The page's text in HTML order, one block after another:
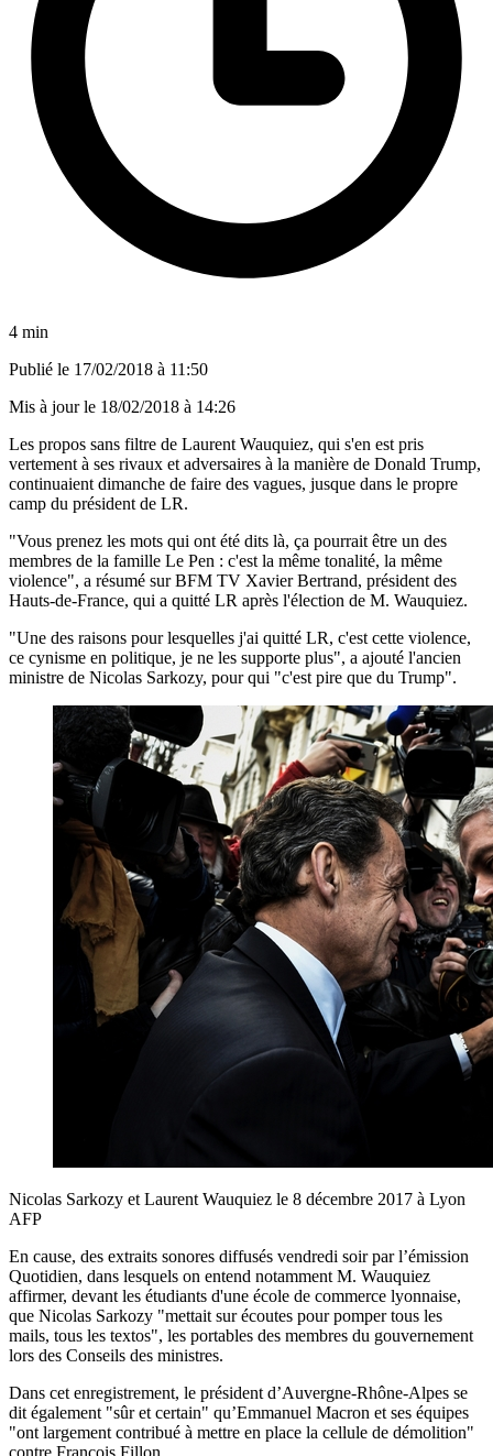
4 min
Publié le 17/02/2018 à 11:50
Mis à jour le 18/02/2018 à 14:26
Les propos sans filtre de Laurent Wauquiez, qui s'en est pris
vertement à ses rivaux et adversaires à la manière de Donald Trump,
continuaient dimanche de faire des vagues, jusque dans le propre
camp du président de LR.
"Vous prenez les mots qui ont été dits là, ça pourrait être un des
membres de la famille Le Pen : c'est la même tonalité, la même
violence", a résumé sur BFM TV Xavier Bertrand, président des
Hauts-de-France, qui a quitté LR après l'élection de M. Wauquiez.
"Une des raisons pour lesquelles j'ai quitté LR, c'est cette violence,
ce cynisme en politique, je ne les supporte plus", a ajouté l'ancien
ministre de Nicolas Sarkozy, pour qui "c'est pire que du Trump".
Nicolas Sarkozy et Laurent Wauquiez le 8 décembre 2017 à Lyon
AFP
En cause, des extraits sonores diffusés vendredi soir par l’émission
Quotidien, dans lesquels on entend notamment M. Wauquiez
affirmer, devant les étudiants d'une école de commerce lyonnaise,
que Nicolas Sarkozy "mettait sur écoutes pour pomper tous les
mails, tous les textos", les portables des membres du gouvernement
lors des Conseils des ministres.
Dans cet enregistrement, le président d’Auvergne-Rhône-Alpes se
dit également "sûr et certain" qu’Emmanuel Macron et ses équipes
"ont largement contribué à mettre en place la cellule de démolition"
contre François Fillon.